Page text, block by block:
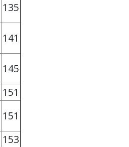
135
141
145
151
151
153